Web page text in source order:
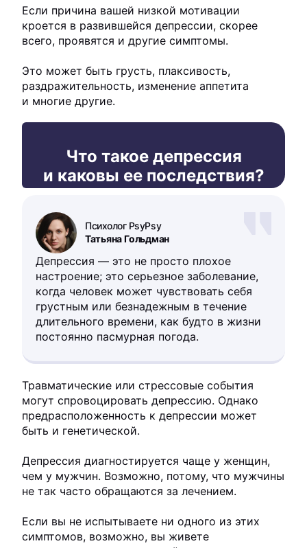
Если причина вашей низкой мотивации
кроется в развившейся депрессии, скорее
всего, проявятся и другие симптомы.
Это может быть грусть, плаксивость,
раздражительность, изменение аппетита
и многие другие.
Что такое депрессия
и каковы ее последствия?
Татьяна Гольдман
Психолог PsyPsy
Депрессия — это не просто плохое
настроение; это серьезное заболевание,
когда человек может чувствовать себя
грустным или безнадежным в течение
длительного времени, как будто в жизни
постоянно пасмурная погода.
Травматические или стрессовые события
могут спровоцировать депрессию. Однако
предрасположенность к депрессии может
быть и генетической.
Депрессия диагностируется чаще у женщин,
чем у мужчин. Возможно, потому, что мужчины
не так часто обращаются за лечением.
Если вы не испытываете ни одного из этих
симптомов, возможно, вы живете